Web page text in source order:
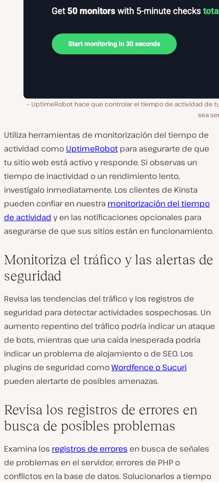
UptimeRobot hace que controlar el tiempo de actividad de
sea
Utiliza herramientas de monitorización del tiempo de
actividad como UptimeRobot para asegurarte de que
tu sitio web está activo y responde. Si observas un
tiempo de inactividad o un rendimiento lento,
investígalo inmediatamente. Los clientes de Kinsta
pueden confiar en nuestra monitorización del tiempo
de actividad y en las notificaciones opcionales para
asegurarse de que sus sitios están en funcionamiento.
Monitoriza el tráfico y las alertas de
seguridad
Revisa las tendencias del tráfico y los registros de
seguridad para detectar actividades sospechosas. Un
aumento repentino del tráfico podría indicar un ataque
de bots, mientras que una caída inesperada podría
indicar un problema de alojamiento o de SEO. Los
plugins de seguridad comoWordfence o Sucuri
pueden alertarte de posibles amenazas.
Revisa los registros de errores en
busca de posibles problemas
Examina los registros de errores en busca de señales
de problemas en el servidor, errores de PHP o
conflictos en la base de datos. Solucionarlos a tiempo